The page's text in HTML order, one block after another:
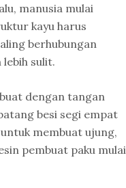
manusia mulai
kayu harus
berhubungan
sulit.
dengan tangan
besi segi empat
membuat ujung,
pembuat paku mulai